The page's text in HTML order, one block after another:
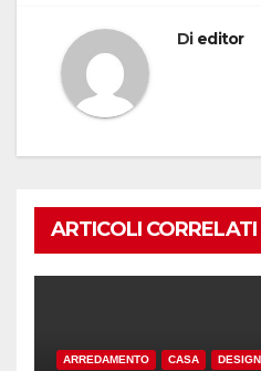
Di editor
ARTICOLI CORRELATI
ARREDAMENTO CASA DESIGN